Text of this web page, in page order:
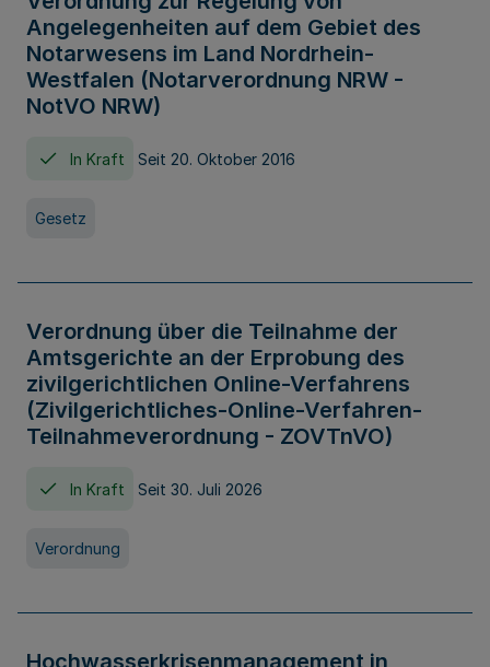
Angelegenheiten auf dem Gebiet des
Notarwesens im Land Nordrhein-
Westfalen (Notarverordnung NRW -
NotVO NRW)
In Kraft Seit 20. Oktober 2016
Gesetz
Verordnung über die Teilnahme der
Amtsgerichte an der Erprobung des
zivilgerichtlichen Online-Verfahrens
(Zivilgerichtliches-Online-Verfahren-
Teilnahmeverordnung - ZOVTnVO)
In Kraft Seit 30. Juli 2026
Verordnung
Hochwasserkrisenmanagement in